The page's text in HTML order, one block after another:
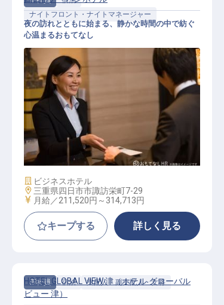
ナイトフロント・ナイトマネージャー
ナイト（夜勤）フロントスタッフ
夜の訪れとともに始まる、静かな時間の中で紡ぐ
心温まるおもてなし
施設業態
ビジネスホテル
勤務地
三重県四日市市諏訪栄町7-29
給与
月給／211,520円～ 314,713円
キープする 詳しく見る
正社員 宿泊 支配人・副支配人・女将
HOTEL GLOBAL VIEW 津（ホテル グローバル
ビュー 津）